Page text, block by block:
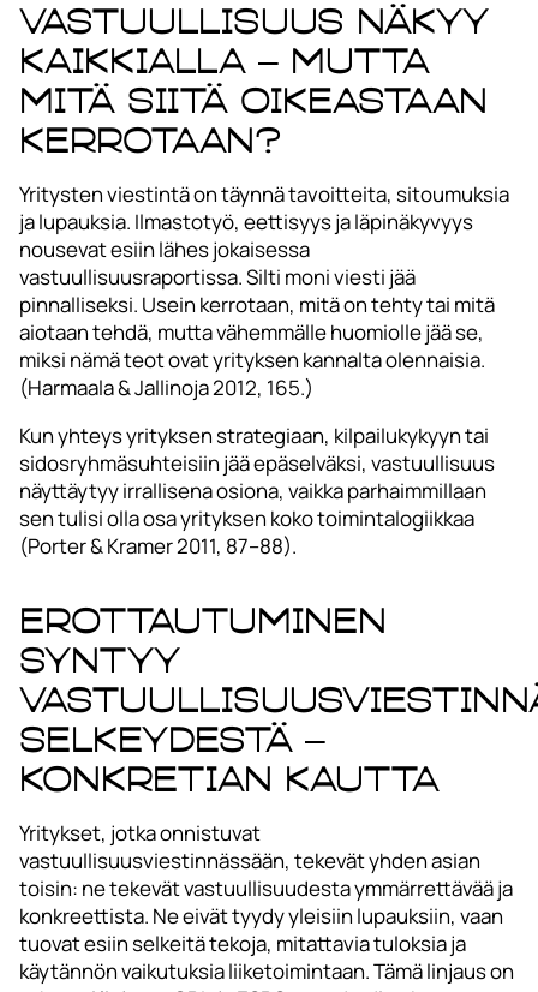
Vastuullisuus näkyy
kaikkialla – mutta
mitä siitä oikeastaan
kerrotaan?
Yritysten viestintä on täynnä tavoitteita, sitoumuksia
ja lupauksia. Ilmastotyö, eettisyys ja läpinäkyvyys
nousevat esiin lähes jokaisessa
vastuullisuusraportissa. Silti moni viesti jää
pinnalliseksi. Usein kerrotaan, mitä on tehty tai mitä
aiotaan tehdä, mutta vähemmälle huomiolle jää se,
miksi nämä teot ovat yrityksen kannalta olennaisia.
(Harmaala & Jallinoja 2012, 165.)
Kun yhteys yrityksen strategiaan, kilpailukykyyn tai
sidosryhmäsuhteisiin jää epäselväksi, vastuullisuus
näyttäytyy irrallisena osiona, vaikka parhaimmillaan
sen tulisi olla osa yrityksen koko toimintalogiikkaa
(Porter & Kramer 2011, 87–88).
Erottautuminen
syntyy
selkeydestä –
konkretian kautta
Yritykset, jotka onnistuvat
vastuullisuusviestinnässään, tekevät yhden asian
toisin: ne tekevät vastuullisuudesta ymmärrettävää ja
konkreettista. Ne eivät tyydy yleisiin lupauksiin, vaan
tuovat esiin selkeitä tekoja, mitattavia tuloksia ja
käytännön vaikutuksia liiketoimintaan. Tämä linjaus on